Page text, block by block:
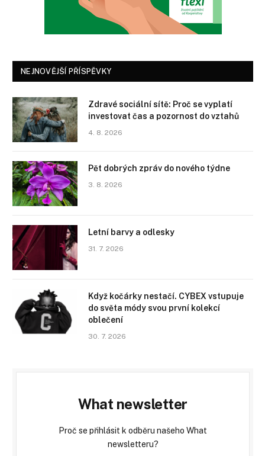
NEJNOVĚJŠÍ PŘÍSPĚVKY
Zdravé sociální sítě: Proč se vyplatí
investovat čas a pozornost do vztahů
4. 8. 2026
Pět dobrých zpráv do nového týdne
3. 8. 2026
Letní barvy a odlesky
31. 7. 2026
Když kočárky nestačí. CYBEX vstupuje
do světa módy svou první kolekcí
oblečení
30. 7. 2026
What newsletter
Proč se přihlásit k odběru našeho What
newsletteru?